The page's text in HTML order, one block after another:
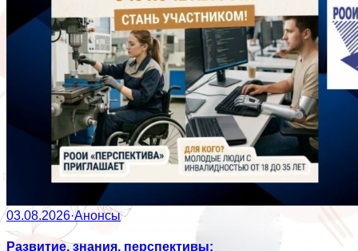
03.08.2026·Анонсы
Развитие, знания, перспективы: